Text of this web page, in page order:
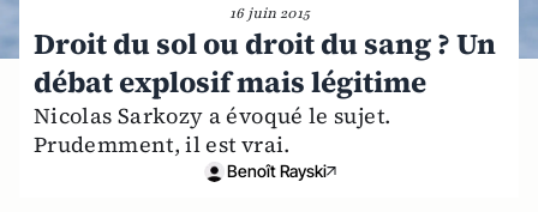
16 juin 2015
Droit du sol ou droit du sang ? Un
débat explosif mais légitime
Nicolas Sarkozy a évoqué le sujet.
Prudemment, il est vrai.
Benoît Rayski